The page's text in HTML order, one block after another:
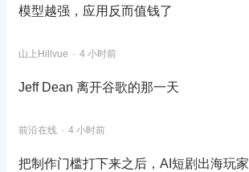
模型越强，应用反而值钱了
山上Hillvue 4 小时前
Jeff Dean 离开谷歌的那一天
前沿在线 4 小时前
把制作门槛打下来之后，AI短剧出海玩家